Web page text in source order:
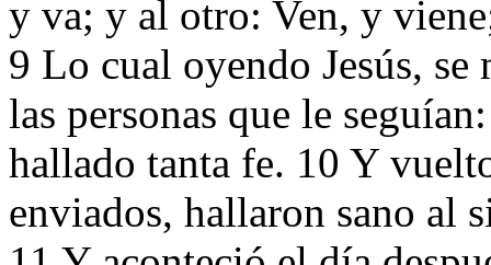
y va; y al otro: Ven, y
9 Lo cual oyendo Jesús,
las personas que le
hallado tanta fe. 10 Y
enviados, hallaron sano al